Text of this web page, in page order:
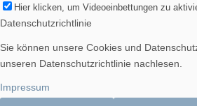
Hier klicken, um Videoeinbettungen zu
Datenschutzrichtlinie
Sie können unsere Cookies und
unseren Datenschutzrichtlinie nachlesen.
Impressum